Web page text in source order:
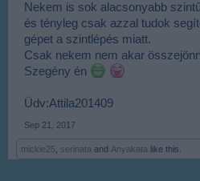
Nekem is sok alacsonyabb
és tényleg csak azzal tudok
gépet a szintlépés miatt.
Csak nekem nem akar
Szegény én
Üdv:Attila201409
Sep 21, 2017
mickie25 serinata and Anyakata like this.